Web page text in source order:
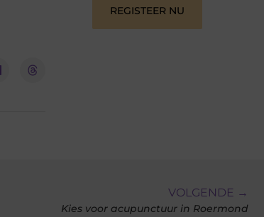
REGISTEER NU
VOLGENDE →
Kies voor acupunctuur in Roermond